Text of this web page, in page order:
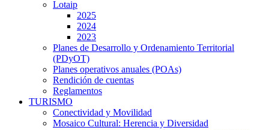
Lotaip
2025
2024
2023
Planes de Desarrollo y Ordenamiento Territorial
(PDyOT)
Planes operativos anuales (POAs)
Rendición de cuentas
Reglamentos
TURISMO
Conectividad y Movilidad
Mosaico Cultural: Herencia y Diversidad